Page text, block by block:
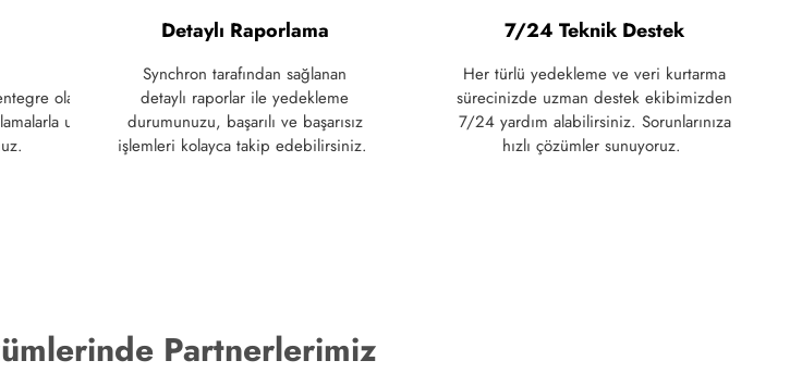
olacak şekilde tasarlanmış yedekleme çözümleri
uyum
.
Detaylı Raporlama
Synchron tarafından sağlanan
detaylı raporlar ile yedekleme
durumunuzu, başarılı ve başarısız
işlemleri kolayca takip edebilirsiniz.
7/24 Teknik Destek
Her türlü yedekleme ve veri kurtarma
sürecinizde uzman destek ekibimizden
7/24 yardım alabilirsiniz. Sorunlarınıza
hızlı çözümler sunuyoruz.
Partnerlerimiz